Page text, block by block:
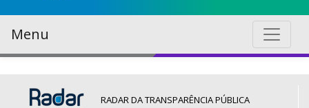
Menu
RADAR DA TRANSPARÊNCIA PÚBLICA